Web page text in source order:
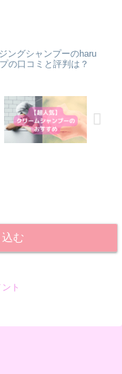
ングシャンプーのharu
の口コミと評判は？
む
ト